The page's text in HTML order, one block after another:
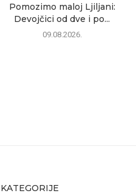
Pomozimo maloj Ljiljani:
Devojčici od dve i po...
09.08.2026.
KATEGORIJE